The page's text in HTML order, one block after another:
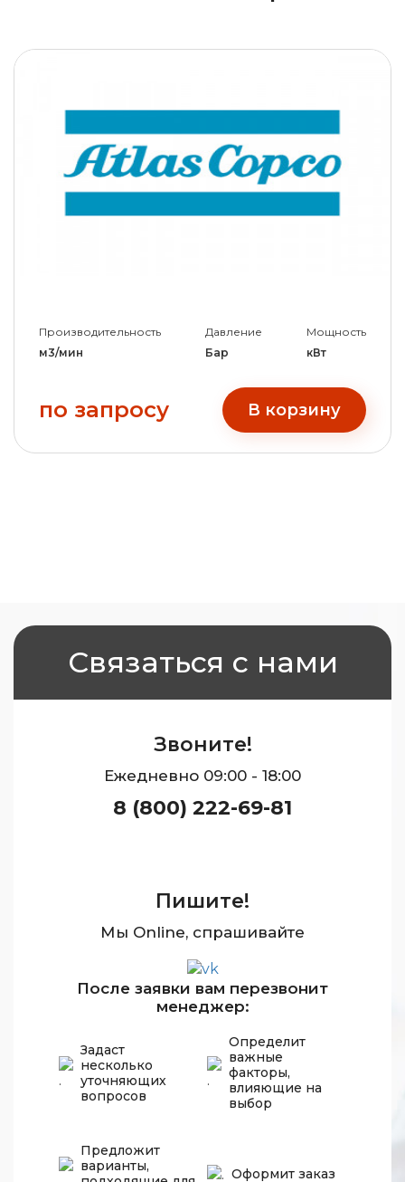
Производительность
м3/мин
Давление
Бар
Мощность
кВт
по запросу В корзину
Связаться с нами
Звоните!
Ежедневно 09:00 - 18:00
8 (800) 222-69-81
Пишите!
Мы Online, спрашивайте
После заявки вам перезвонит
менеджер:
Задаст
несколько
уточняющих
вопросов
Определит
важные
факторы,
влияющие на
выбор
Предложит
варианты,
Оформит заказ